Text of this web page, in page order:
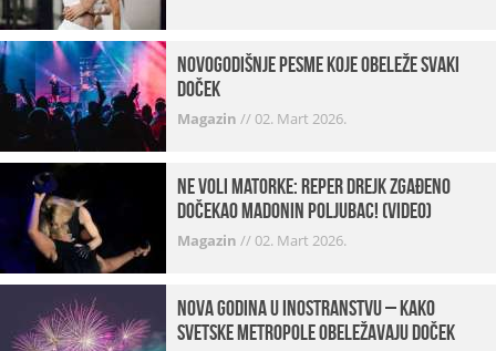
Novogodišnje pesme koje obeleže svaki
Doček
Magazin //02. Mart 2026.
Ne voli matorke: Reper Drejk zgađeno
dočekao Madonin poljubac! (VIDEO)
Magazin //02. Mart 2026.
Nova godina u inostranstvu – kako
svetske metropole obeležavaju doček